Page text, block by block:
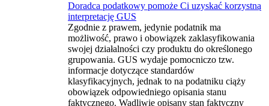
Doradca podatkowy pomoże Ci uzyskać korzystną
interpretację GUS
Zgodnie z prawem, jedynie podatnik ma
możliwość, prawo i obowiązek zaklasyfikowania
swojej działalności czy produktu do określonego
grupowania. GUS wydaje pomocniczo tzw.
informacje dotyczące standardów
klasyfikacyjnych, jednak to na podatniku ciąży
obowiązek odpowiedniego opisania stanu
faktycznego. Wadliwie opisany stan faktyczny